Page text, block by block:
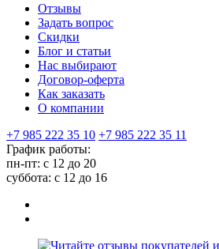
Отзывы
Задать вопрос
Скидки
Блог и статьи
Нас выбирают
Договор-оферта
Как заказать
О компании
+7 985 222 35 10 +7 985 222 35 11
График работы:
пн-пт: с 12 до 20
суббота: c 12 до 16